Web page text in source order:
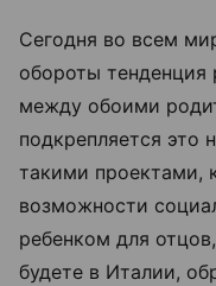
Сегодня во всем
обороты тенденция
между обоими
подкрепляется это
такими проектами,
возможности
ребенком для
будете в Италии,